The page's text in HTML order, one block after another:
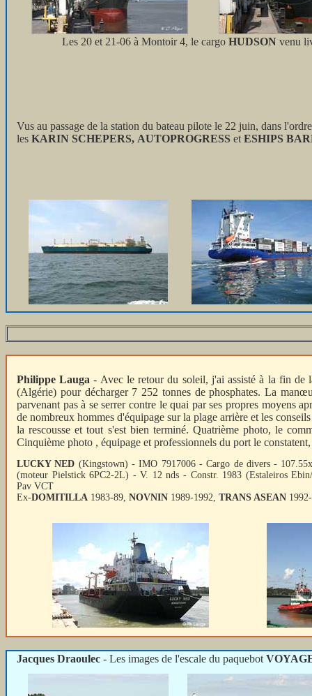
Les 20 et 21-06 à Montoir 4, le cargo HUDSON venu
Vus au passage de la station du bateau pilote le 22 juin, dans
les KARIN SCHEPERS, AUTOPROGRESS et ESHIPS
Philippe Lauga - Avec le retour du soleil, j'ai assisté à la fin de
(Algérie) pour décharger 7 252 tonnes de phosphates. La
parvenant pas à se serrer contre le quai par ses propres moyens
de nombreux hommes d'équipage sur la plage arrière et les
la rescousse et tout s'est bien terminé. Quatrième photo, le
Cinquième photo , équipage et professionnels du port le
LUCKY NED (Kingstown) - IMO 7917006 - Cargo de divers -
(moteur Pielstick 6PC2-2L) - V. 12 nds - Constr. 1983 (Estaleiros
Pav VCT
Ex-DOMITILLA 1983-89, NOVNIN 1989-1992, TRANS ASEAN
Jacques Draoulec - Les images de l'escale du paquebot